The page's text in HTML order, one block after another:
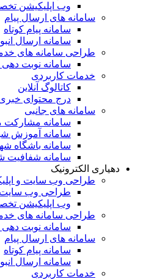
وب اپلیکیشن
سامانه های ارسال پیام
سامانه پیام کوتاه
سامانه ارسال
طراحی سامانه های
سامانه نوبت
خدمات کاربردی
کاتالوگ آنلاین
درج محتوای
سامانه های جانبی
سامانه مشارکت
سامانه آموزش
سامانه باشگاه
سامانه شفافیت
دهیاری الکترونیک
طراحی وب سایت و
طراحی وب سایت
وب اپلیکیشن
طراحی سامانه های
سامانه نوبت
سامانه های ارسال پیام
سامانه پیام کوتاه
سامانه ارسال
خدمات کاربردی